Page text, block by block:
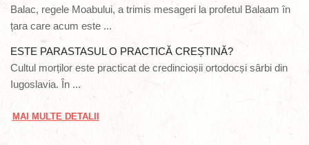
Balac, regele Moabului, a trimis mesageri la profetul Balaam în
țara care acum este ...
ESTE PARASTASUL O PRACTICĂ CREȘTINĂ?
Cultul morților este practicat de credincioșii ortodocși sârbi din
Iugoslavia. În ...
MAI MULTE DETALII